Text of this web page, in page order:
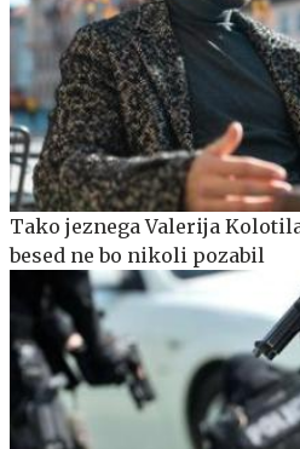
Tako jeznega Valerija
besed ne bo nikoli pozabil